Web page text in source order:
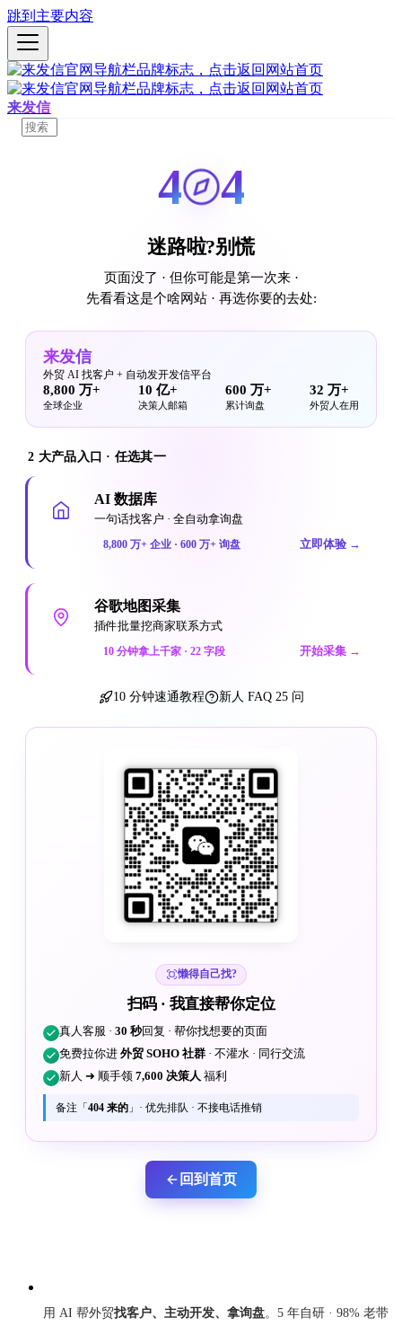
跳到主要内容
来发信
4 4
迷路啦?别慌
页面没了 · 但你可能是第一次来 ·
先看看这是个啥网站 · 再选你要的去处:
来发信
外贸 AI 找客户 + 自动发开发信平台
8,800 万+
全球企业
10 亿+
决策人邮箱
600 万+
累计询盘
32 万+
外贸人在用
2 大产品入口 · 任选其一
AI 数据库
一句话找客户 · 全自动拿询盘
8,800 万+ 企业 · 600 万+ 询盘 立即体验 →
谷歌地图采集
插件批量挖商家联系方式
10 分钟拿上千家 · 22 字段 开始采集 →
10 分钟速通教程 新人 FAQ 25 问
懒得自己找?
扫码 · 我直接帮你定位
真人客服 ·30 秒回复 · 帮你找想要的页面
免费拉你进外贸 SOHO 社群 · 不灌水 · 同行交流
新人 ➜ 顺手领7,600 决策人 福利
备注「404 来的 」· 优先排队 · 不接电话推销
回到首页
用 AI 帮外贸找客户、主动开发、拿询盘。5 年自研 · 98% 老带